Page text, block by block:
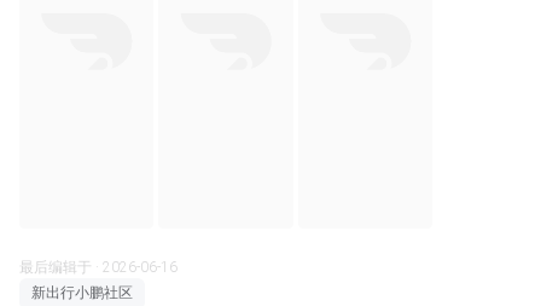
最后编辑于 · 2026-06-16
新出行小鹏社区